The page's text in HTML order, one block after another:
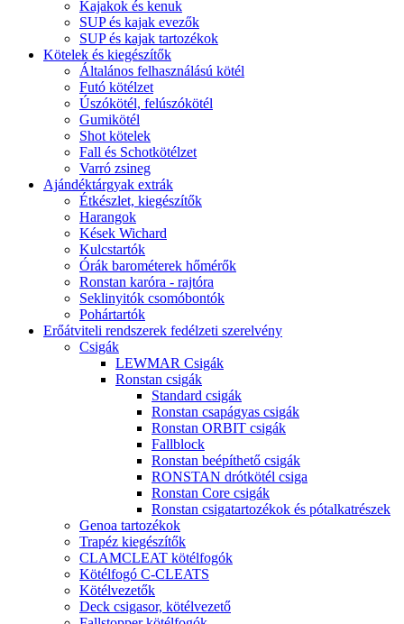
Kajakok és kenuk
SUP és kajak evezők
SUP és kajak tartozékok
Kötelek és kiegészítők
Általános felhasználású kötél
Futó kötélzet
Úszókötél, felúszókötél
Gumikötél
Shot kötelek
Fall és Schotkötélzet
Varró zsineg
Ajándéktárgyak extrák
Étkészlet, kiegészítők
Harangok
Kések Wichard
Kulcstartók
Órák barométerek hőmérők
Ronstan karóra - rajtóra
Seklinyitók csomóbontók
Pohártartók
Erőátviteli rendszerek fedélzeti szerelvény
Csigák
LEWMAR Csigák
Ronstan csigák
Standard csigák
Ronstan csapágyas csigák
Ronstan ORBIT csigák
Fallblock
Ronstan beépíthető csigák
RONSTAN drótkötél csiga
Ronstan Core csigák
Ronstan csigatartozékok és pótalkatrészek
Genoa tartozékok
Trapéz kiegészítők
CLAMCLEAT kötélfogók
Kötélfogó C-CLEATS
Kötélvezetők
Deck csigasor, kötélvezető